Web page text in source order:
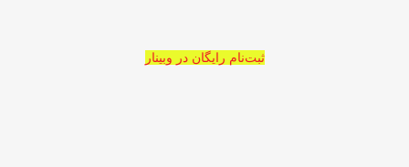
ثبت‌نام رایگان در وبینار